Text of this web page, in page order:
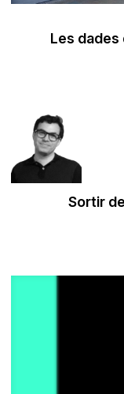
Les dades
Sortir